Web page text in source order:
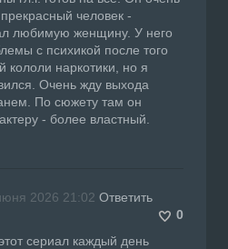
человек -
любимую женщину. У него
с психикой после того
кололи наркотики, но я
Очень жду выхода
По сюжету там он
- более властный.
2026 21:02 Ответить
0
сериал каждый день